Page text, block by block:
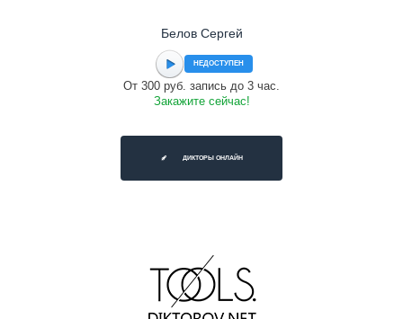
Белов Сергей
НЕДОСТУПЕН
От 300 руб. запись до 3 час.
Закажите сейчас!
ДИКТОРЫ ОНЛАЙН